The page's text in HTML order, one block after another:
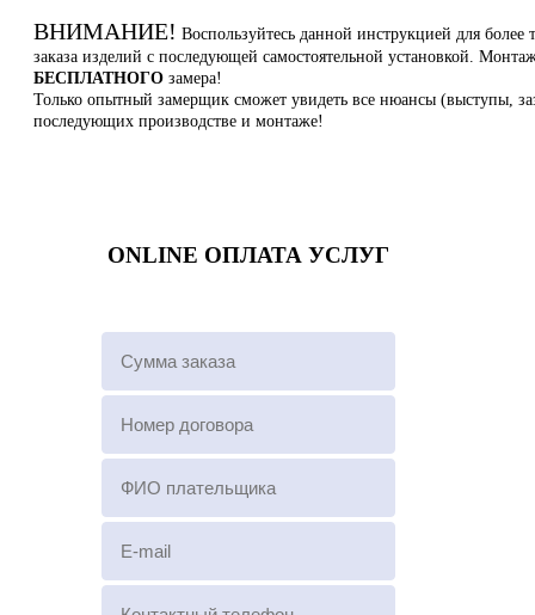
ВНИМАНИЕ! Воспользуйтесь данной инструкцией для
заказа изделий с последующей самостоятельной установкой.
БЕСПЛАТНОГО замера!
Только опытный замерщик сможет увидеть все нюансы (выступы,
последующих производстве и монтаже!
ONLINE ОПЛАТА УСЛУГ